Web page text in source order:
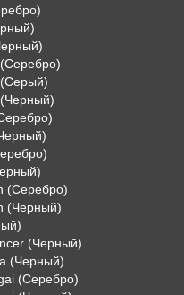
(Серебро)
(Черный)
(Черный)
(Черный)
(Серебро)